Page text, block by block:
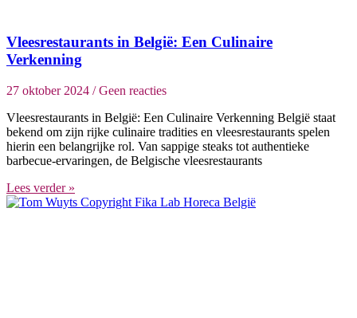
Vleesrestaurants in België: Een Culinaire
Verkenning
27 oktober 2024 Geen reacties
Vleesrestaurants in België: Een Culinaire Verkenning België staat
bekend om zijn rijke culinaire tradities en vleesrestaurants spelen
hierin een belangrijke rol. Van sappige steaks tot authentieke
barbecue-ervaringen, de Belgische vleesrestaurants
Lees verder »